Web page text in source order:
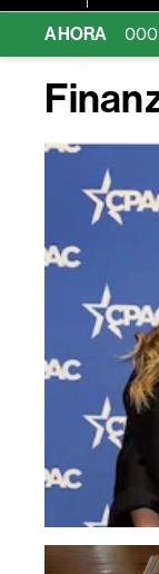
AHORA
millones